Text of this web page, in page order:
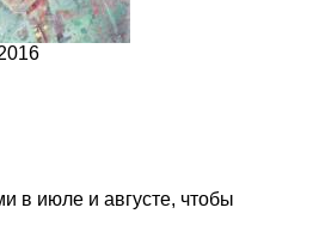
в июле и августе, чтобы